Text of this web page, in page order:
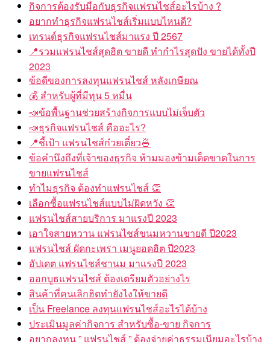
กิจการต้องรับมือกับธุรกิจแฟรนไชส์อะไรบ้าง ?
อยากทำธุรกิจแฟรนไชส์เริ่มแบบไหนดี?
เทรนด์ธุรกิจแฟรนไชส์มาแรง ปี 2567
รวมแฟรนไชส์สุดฮิต ขายดี ทำกำไรสุดปัง ขายได้ทั้งปี
2023
ข้อดีของการลงทุนแฟรนไชส์ หลังเกษียณ
สำหรับผู้ที่มีทุน 5 หมื่น
ข้อพื้นฐานช่วยสร้างกิจการแบบไม่เจ็บตัว
ธุรกิจแฟรนไชส์ คืออะไร?
ชี้เป้า แฟรนไชส์ก๋วยเตี๋ยว
ข้อคำนึงถึงที่เจ้าของธุรกิจ ห้ามมองข้ามเด็ดขาดในการ
ขายแฟรนไชส์
ทำไมธุรกิจ ต้องทำแฟรนไชส์
เลือกซื้อแฟรนไชส์แบบไม่ผิดหวัง
แฟรนไชส์สายบริการ มาแรงปี 2023
เอาใจสายหวาน แฟรนไชส์ขนมหวานขายดี ปี2023
แฟรนไชส์ ผัดกะเพรา เมนูยอดฮิต ปี2023
อัปเดต แฟรนไชส์ชานม มาแรงปี 2023
ออกบูธแฟรนไชส์ ต้องเตรียมตัวอย่างไร
สินค้าที่คนเลิกฮิตทำยังไงให้ขายดี
เป็น Freelance ลงทุนแฟรนไชส์อะไรได้บ้าง
ประเมินมูลค่ากิจการ สำหรับซื้อ-ขาย กิจการ
อยากลงทุน ” แฟรนไชส์ ” ต้องจ่ายค่าธรรมเนียมอะไรบ้าง